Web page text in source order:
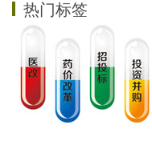
热门标签